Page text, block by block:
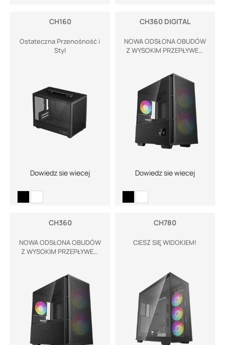
CH160
Ostateczna Przenośność i
Styl
Dowiedz sie wiecej
CH360 DIGITAL
NOWA ODSŁONA OBUDÓW
Z WYSOKIM PRZEPŁYWEM
Dowiedz sie wiecej
CH360
NOWA ODSŁONA OBUDÓW
Z WYSOKIM PRZEPŁYWEM
CH780
CIESZ SIĘ WIDOKIEM!